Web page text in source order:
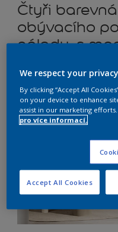
Čtyři
obývacího
náladu, s
We respect your
By clicking “Accept All
on your device to enhance
assist in our marketing efforts.
pro více informací.
Accept All Cookies